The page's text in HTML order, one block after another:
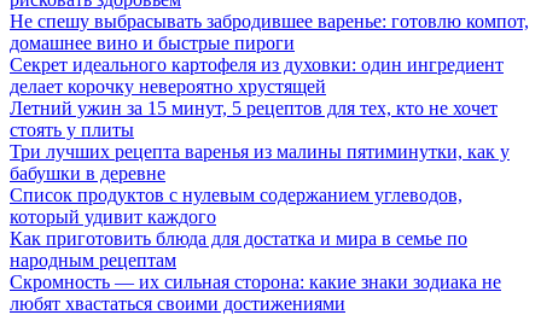
Не спешу выбрасывать забродившее варенье: готовлю компот,
домашнее вино и быстрые пироги
Секрет идеального картофеля из духовки: один ингредиент
делает корочку невероятно хрустящей
Летний ужин за 15 минут, 5 рецептов для тех, кто не хочет
стоять у плиты
Три лучших рецепта варенья из малины пятиминутки, как у
бабушки в деревне
Список продуктов с нулевым содержанием углеводов,
который удивит каждого
Как приготовить блюда для достатка и мира в семье по
народным рецептам
Скромность — их сильная сторона: какие знаки зодиака не
любят хвастаться своими достижениями